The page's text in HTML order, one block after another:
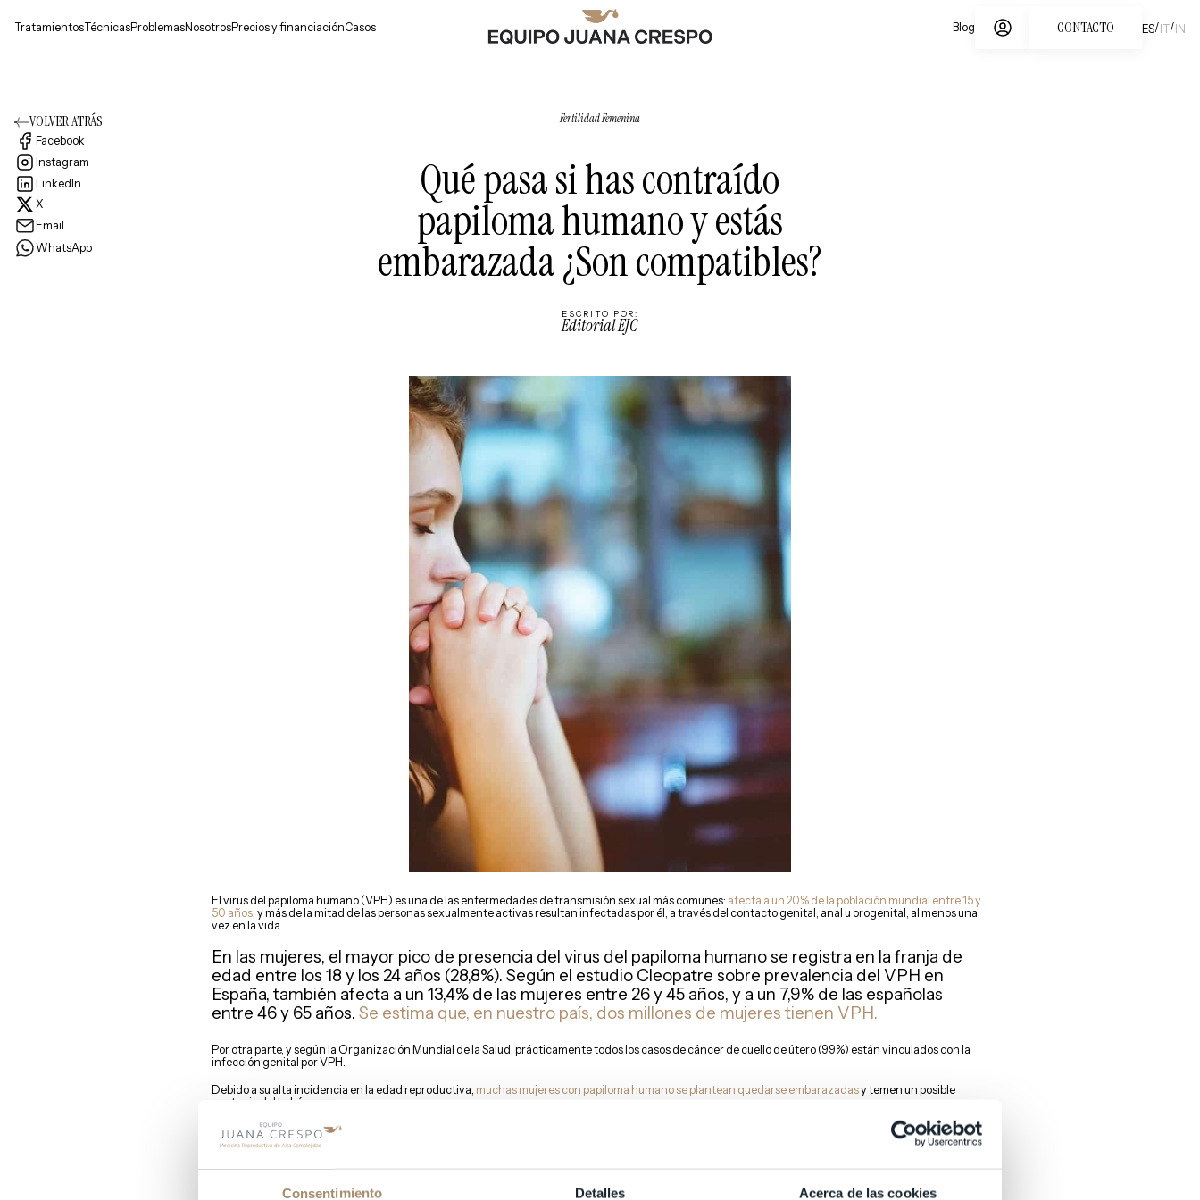
Consentimiento Detalles Acerca de las cookies
TratamientosTécnicasProblemasNosotrosPrecios y financiaciónCasos Blog CONTACTO IN
/
IT
/
ES
VOLVER ATRÁS
Facebook
Instagram
LinkedIn
X
Email
WhatsApp
Fertilidad Femenina
Qué pasa si has contraído
papiloma humano y estás
embarazada ¿Son compatibles?
ESCRITO POR:
Editorial EJC
El virus del papiloma humano (VPH) es una de las enfermedades de transmisión sexual más comunes: afecta a un 20% de la población mundial entre 15 y
50 años , y más de la mitad de las personas sexualmente activas resultan infectadas por él, a través del contacto genital, anal u orogenital, al menos una
vez en la vida.
En las mujeres, el mayor pico de presencia del virus del papiloma humano se registra en la franja de
edad entre los 18 y los 24 años (28,8%). Según el estudio Cleopatre sobre prevalencia del VPH en
España, también afecta a un 13,4% de las mujeres entre 26 y 45 años, y a un 7,9% de las españolas
entre 46 y 65 años.Se estima que, en nuestro país, dos millones de mujeres tienen VPH.
Por otra parte, y según la Organización Mundial de la Salud, prácticamente todos los casos de cáncer de cuello de útero (99%) están vinculados con la
infección genital por VPH.
Debido a su alta incidencia en la edad reproductiva, muchas mujeres con papiloma humano se plantean quedarse embarazadasy temen un posible
contagio del bebé.
En nuestra clínica también hemos recibido consultas para saber si VPH puede comprometer la fertilidad o qué pasa si tienes papiloma humano y estás
embarazada.